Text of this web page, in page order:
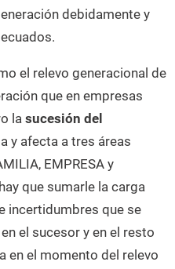
debidamente y
el relevo generacional de
que en empresas
la sucesión del
y afecta a tres áreas
EMPRESA y
que sumarle la carga
incertidumbres que se
el sucesor y en el resto
en el momento del relevo